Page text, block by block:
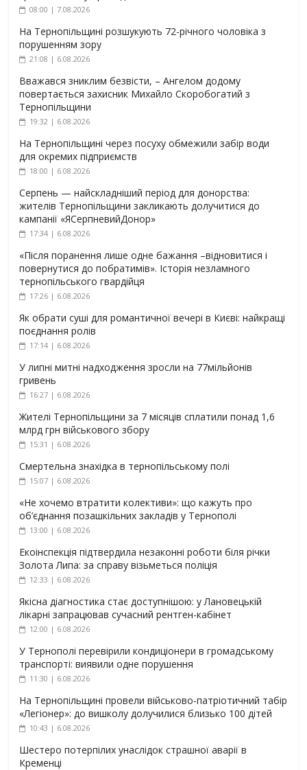
08:00 | 7.08.2026
На Тернопільщині розшукують 72-річного чоловіка з
порушенням зору
21:08 | 6.08.2026
Вважався зниклим безвісти, – Ангелом додому
повертається захисник Михайло Скоробогатий з
Тернопільщини
19:32 | 6.08.2026
На Тернопільщині через посуху обмежили забір води
для окремих підприємств
18:00 | 6.08.2026
Серпень — найскладніший період для донорства:
жителів Тернопільщини закликають долучитися до
кампанії «ЯСерпневийДонор»
17:34 | 6.08.2026
«Після поранення лише одне бажання –відновитися і
повернутися до побратимів». Історія незламного
тернопільського гвардійця
17:26 | 6.08.2026
Як обрати суші для романтичної вечері в Києві: найкращі
поєднання ролів
17:14 | 6.08.2026
У липні митні надходження зросли на 77мільйонів
гривень
16:27 | 6.08.2026
Жителі Тернопільщини за 7 місяців сплатили понад 1,6
млрд грн військового збору
15:31 | 6.08.2026
Смертельна знахідка в тернопільському полі
15:07 | 6.08.2026
«Не хочемо втратити колективи»: що кажуть про
об’єднання позашкільних закладів у Тернополі
13:00 | 6.08.2026
Екоінспекція підтвердила незаконні роботи біля річки
Золота Липа: за справу візьметься поліція
12:33 | 6.08.2026
Якісна діагностика стає доступнішою: у Лановецькій
лікарні запрацював сучасний рентген-кабінет
12:00 | 6.08.2026
У Тернополі перевірили кондиціонери в громадському
транспорті: виявили одне порушення
11:30 | 6.08.2026
На Тернопільщині провели військово-патріотичний табір
«Легіонер»: до вишколу долучилися близько 100 дітей
10:43 | 6.08.2026
Шестеро потерпілих унаслідок страшної аварії в
Кременці